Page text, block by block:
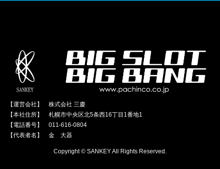
【運営会社】 株式会社 三慶
【本社住所】 札幌市中央区北5条西16丁目1番地1
【電話番号】 011-616-0804
【代表者名】 金 大器
Copyright © SANKEY All Rights Reserved.